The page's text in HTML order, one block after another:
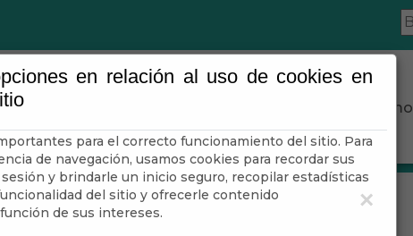
×
en relación al uso de cookies en
para el correcto funcionamiento del sitio. Para
de navegación, usamos cookies para recordar sus
y brindarle un inicio seguro, recopilar estadísticas
del sitio y ofrecerle contenido
de sus intereses.
Turismo